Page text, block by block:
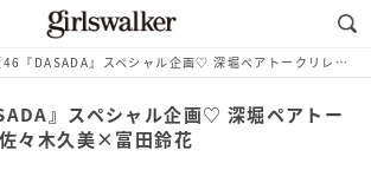
日向坂46『DASADA』スペシャル企画♡ 深堀ペアトークリレーVol.1 佐々木久美×富田鈴花
』スペシャル企画♡ 深堀ペアトー
々木久美×富田鈴花